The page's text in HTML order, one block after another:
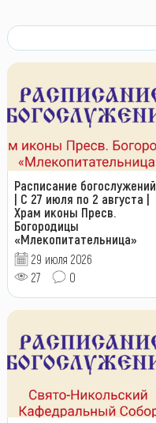
Расписание богослужений
| С 27 июля по 2 августа |
Храм иконы Пресв.
Богородицы
«Млекопитательница»
29 июля 2026
27
0